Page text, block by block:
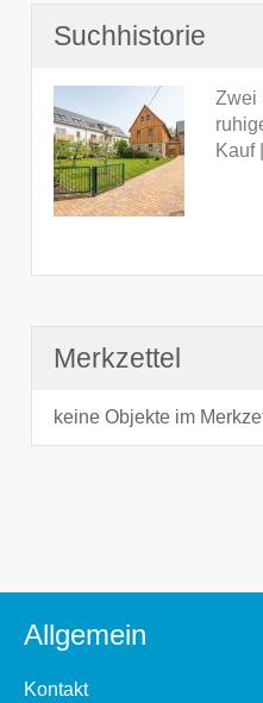
Suchhistorie
Zwei
Kauf
Merkzettel
keine Objekte im
Allgemein
Kontakt